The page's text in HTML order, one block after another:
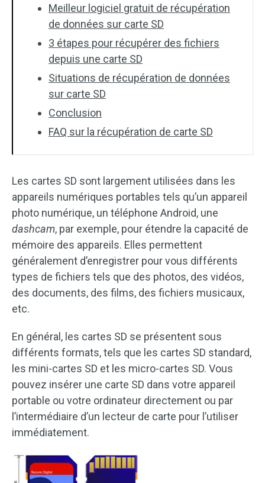
Meilleur logiciel gratuit de récupération
de données sur carte SD
3 étapes pour récupérer des fichiers
depuis une carte SD
Situations de récupération de données
sur carte SD
Conclusion
FAQ sur la récupération de carte SD
Les cartes SD sont largement utilisées dans les
appareils numériques portables tels qu’un appareil
photo numérique, un téléphone Android, une
dashcam, par exemple, pour étendre la capacité de
mémoire des appareils. Elles permettent
généralement d’enregistrer pour vous différents
types de fichiers tels que des photos, des vidéos,
des documents, des films, des fichiers musicaux,
etc.
En général, les cartes SD se présentent sous
différents formats, tels que les cartes SD standard,
les mini-cartes SD et les micro-cartes SD. Vous
pouvez insérer une carte SD dans votre appareil
portable ou votre ordinateur directement ou par
l’intermédiaire d’un lecteur de carte pour l’utiliser
immédiatement.